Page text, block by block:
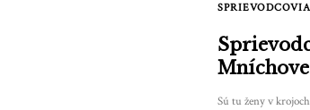
Mníchove
Sú tu ženy v